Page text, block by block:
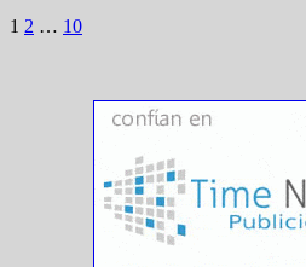
1 2 … 10